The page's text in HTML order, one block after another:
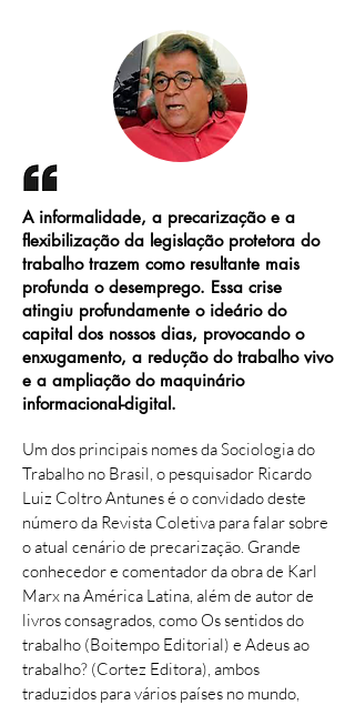
A informalidade, a precarização e a
flexibilização da legislação protetora do
trabalho trazem como resultante mais
profunda o desemprego. Essa crise
atingiu profundamente o ideário do
capital dos nossos dias, provocando o
enxugamento, a redução do trabalho vivo
e a ampliação do maquinário
informacional-digital.
Um dos principais nomes da Sociologia do
Trabalho no Brasil, o pesquisador Ricardo
Luiz Coltro Antunes é o convidado deste
número da Revista Coletiva para falar sobre
o atual cenário de precarização. Grande
conhecedor e comentador da obra de Karl
Marx na América Latina, além de autor de
livros consagrados, como Os sentidos do
trabalho (Boitempo Editorial) e Adeus ao
trabalho? (Cortez Editora), ambos
traduzidos para vários países no mundo,